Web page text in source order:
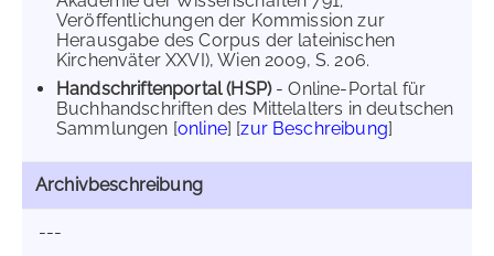
Veröffentlichungen der Kommission zur
Herausgabe des Corpus der lateinischen
Kirchenväter XXVI), Wien 2009, S. 206.
Handschriftenportal (HSP)- Online-Portal für
Buchhandschriften des Mittelalters in deutschen
Sammlungen [online] [zur Beschreibung]
Archivbeschreibung
---